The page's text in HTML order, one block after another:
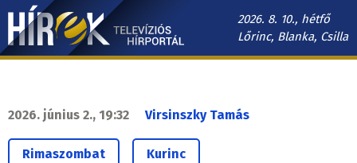
Ugrás
tartalomra
2026. 8. 10., hétfő
Lőrinc, Blanka, Csilla
Hírek.sk
navigáció
2026. június 2., 19:32 Virsinszky Tamás
Rimaszombat Kurinc